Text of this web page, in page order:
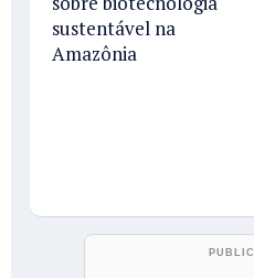
sustentável na
Amazônia